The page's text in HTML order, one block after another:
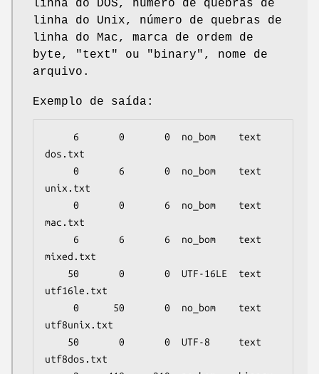
linha do DOS, número de quebras de
linha do Unix, número de quebras de
linha do Mac, marca de ordem de
byte, "text" ou "binary", nome de
arquivo.
Exemplo de saída:
dos.txt
unix.txt
mac.txt
mixed.txt
utf16le.txt
utf8unix.txt
utf8dos.txt